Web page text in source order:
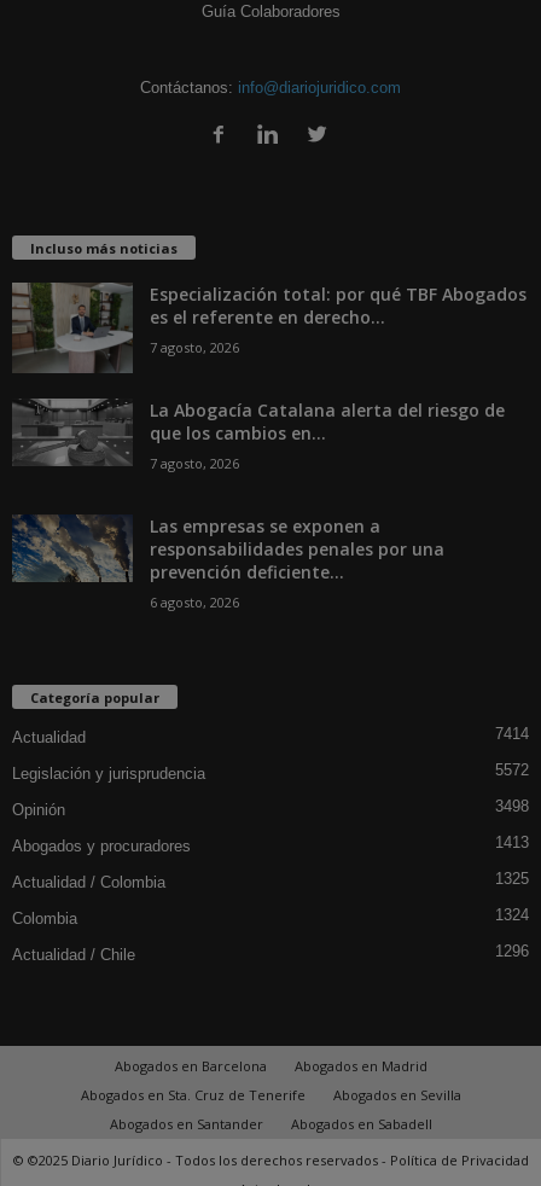
Guía Colaboradores
Contáctanos: info@diariojuridico.com
Incluso más noticias
Especialización total: por qué TBF Abogados
es el referente en derecho...
7 agosto, 2026
La Abogacía Catalana alerta del riesgo de
que los cambios en...
7 agosto, 2026
Las empresas se exponen a
responsabilidades penales por una
prevención deficiente...
6 agosto, 2026
Categoría popular
Actualidad 7414
Legislación y jurisprudencia 5572
Opinión 3498
Abogados y procuradores 1413
Actualidad / Colombia 1325
Colombia 1324
Actualidad / Chile 1296
Abogados en Barcelona
Abogados en Madrid
Abogados en Sta. Cruz de Tenerife
Abogados en Sevilla
Abogados en Santander
Abogados en Sabadell
© ©2025 Diario Jurídico - Todos los derechos reservados - Política de Privacidad